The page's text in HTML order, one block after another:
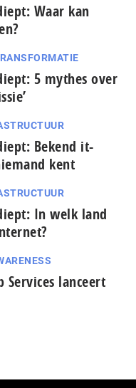
Waar kan
5 mythes over
Bekend it-
kent
In welk land
Services lanceert